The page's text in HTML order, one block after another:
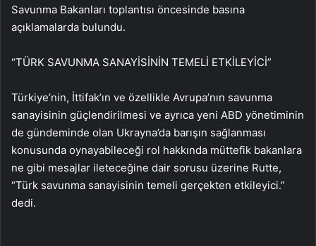
Savunma Bakanları toplantısı öncesinde basına
açıklamalarda bulundu.
“TÜRK SAVUNMA SANAYİSİNİN TEMELİ ETKİLEYİCİ”
Türkiye’nin, İttifak’ın ve özellikle Avrupa’nın savunma
sanayisinin güçlendirilmesi ve ayrıca yeni ABD yönetiminin
de gündeminde olan Ukrayna’da barışın sağlanması
konusunda oynayabileceği rol hakkında müttefik bakanlara
ne gibi mesajlar ileteceğine dair sorusu üzerine Rutte,
“Türk savunma sanayisinin temeli gerçekten etkileyici.”
dedi.